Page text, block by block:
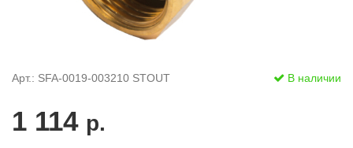
Арт.: SFA-0019-003210 STOUT В наличии
1 114 р.